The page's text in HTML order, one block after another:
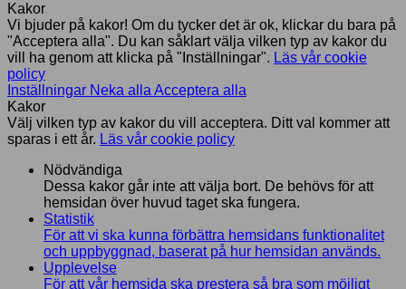
Kakor
Vi bjuder på kakor! Om du tycker det är ok, klickar du bara på
"Acceptera alla". Du kan såklart välja vilken typ av kakor du
vill ha genom att klicka på "Inställningar". Läs vår cookie
policy
Inställningar Neka alla Acceptera alla
Kakor
Välj vilken typ av kakor du vill acceptera. Ditt val kommer att
sparas i ett år. Läs vår cookie policy
Nödvändiga
Dessa kakor går inte att välja bort. De behövs för att
hemsidan över huvud taget ska fungera.
Statistik
För att vi ska kunna förbättra hemsidans funktionalitet
och uppbyggnad, baserat på hur hemsidan används.
Upplevelse
För att vår hemsida ska prestera så bra som möjligt